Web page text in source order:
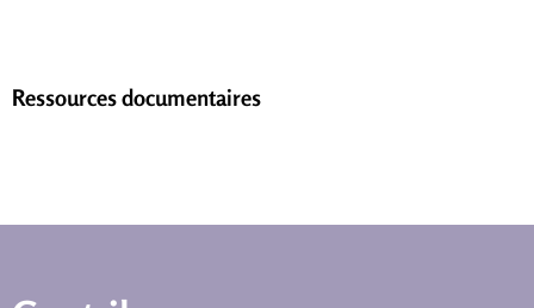
Ressources documentaires